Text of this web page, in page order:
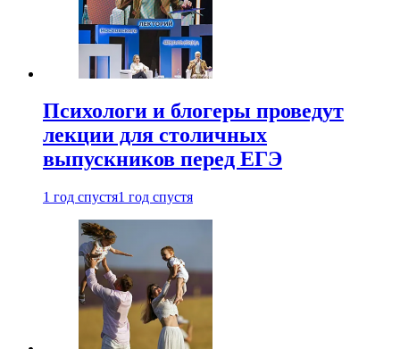
Психологи и блогеры проведут
лекции для столичных
выпускников перед ЕГЭ
1 год спустя1 год спустя